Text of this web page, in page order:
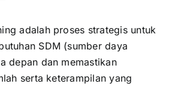
adalah proses strategis untuk
SDM (sumber daya
depan dan memastikan
serta keterampilan yang